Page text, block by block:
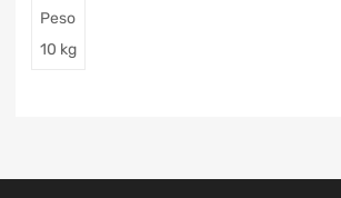
Peso
10 kg